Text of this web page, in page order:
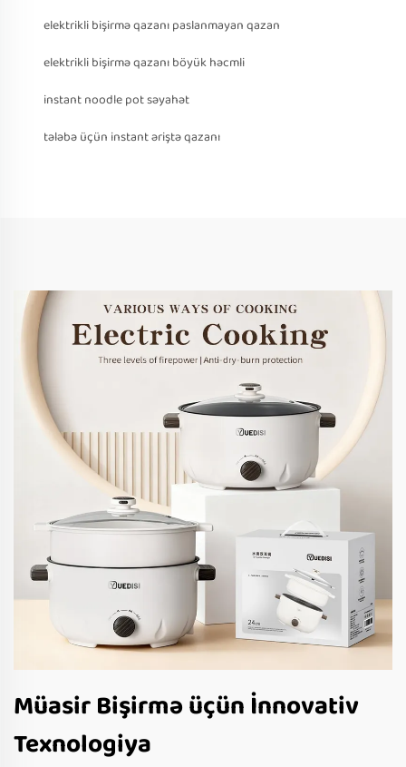
elektrikli bişirmə qazanı paslanmayan qazan
elektrikli bişirmə qazanı böyük həcmli
instant noodle pot səyahət
tələbə üçün instant əriştə qazanı
Müasir Bişirmə üçün İnnovativ
Texnologiya